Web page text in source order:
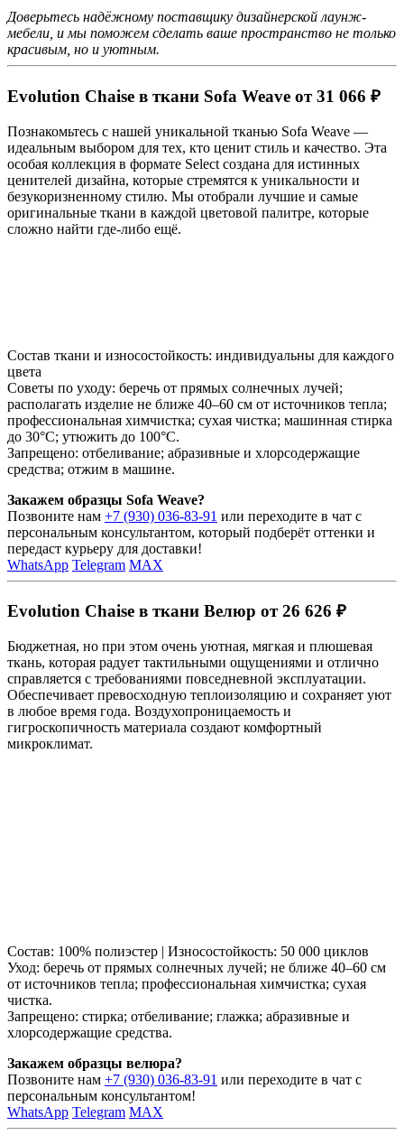
Доверьтесь надёжному поставщику дизайнерской лаунж-
мебели, и мы поможем сделать ваше пространство не только
красивым, но и уютным.
Evolution Chaise в ткани Sofa Weave от 31 066 ₽
Познакомьтесь с нашей уникальной тканью Sofa Weave —
идеальным выбором для тех, кто ценит стиль и качество. Эта
особая коллекция в формате Select создана для истинных
ценителей дизайна, которые стремятся к уникальности и
безукоризненному стилю. Мы отобрали лучшие и самые
оригинальные ткани в каждой цветовой палитре, которые
сложно найти где-либо ещё.
Состав ткани и износостойкость: индивидуальны для каждого
цвета
Советы по уходу: беречь от прямых солнечных лучей;
располагать изделие не ближе 40–60 см от источников тепла;
профессиональная химчистка; сухая чистка; машинная стирка
до 30°C; утюжить до 100°C.
Запрещено: отбеливание; абразивные и хлорсодержащие
средства; отжим в машине.
Закажем образцы Sofa Weave?
Позвоните нам +7 (930) 036-83-91 или переходите в чат с
персональным консультантом, который подберёт оттенки и
передаст курьеру для доставки!
WhatsApp Telegram MAX
Evolution Chaise в ткани Велюр от 26 626 ₽
Бюджетная, но при этом очень уютная, мягкая и плюшевая
ткань, которая радует тактильными ощущениями и отлично
справляется с требованиями повседневной эксплуатации.
Обеспечивает превосходную теплоизоляцию и сохраняет уют
в любое время года. Воздухопроницаемость и
гигроскопичность материала создают комфортный
микроклимат.
Состав: 100% полиэстер | Износостойкость: 50 000 циклов
Уход: беречь от прямых солнечных лучей; не ближе 40–60 см
от источников тепла; профессиональная химчистка; сухая
чистка.
Запрещено: стирка; отбеливание; глажка; абразивные и
хлорсодержащие средства.
Закажем образцы велюра?
Позвоните нам +7 (930) 036-83-91 или переходите в чат с
персональным консультантом!
WhatsApp Telegram MAX